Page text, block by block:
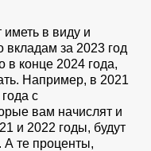
в виду и
вкладам за 2023 год
в конце 2024 года,
Например, в 2021
с
вам начислят и
и 2022 годы, будут
А те проценты,